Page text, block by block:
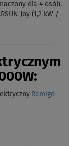
dla 4 osób.
Joy (1,2 kW /
Remigo